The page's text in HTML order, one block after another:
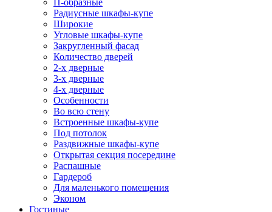
П-образные
Радиусные шкафы-купе
Широкие
Угловые шкафы-купе
Закругленный фасад
Количество дверей
2-х дверные
3-х дверные
4-х дверные
Особенности
Во всю стену
Встроенные шкафы-купе
Под потолок
Раздвижные шкафы-купе
Открытая секция посередине
Распашные
Гардероб
Для маленького помещения
Эконом
Гостиные